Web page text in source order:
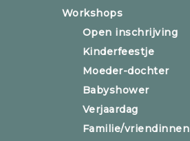
Workshops
Open inschrijving
Kinderfeestje
Moeder-dochter
Babyshower
Verjaardag
Familie/vriendinnen